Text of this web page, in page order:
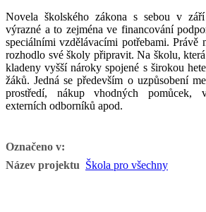
Novela školského zákona s sebou v
výrazné a to zejména ve financování
speciálními vzdělávacími potřebami. Právě
rozhodlo své školy připravit. Na školu,
kladeny vyšší nároky spojené s širokou
žáků. Jedná se především o uzpůsobení
prostředí, nákup vhodných pomůcek,
externích odborníků apod.
Označeno v:
Název projektu Škola pro všechny